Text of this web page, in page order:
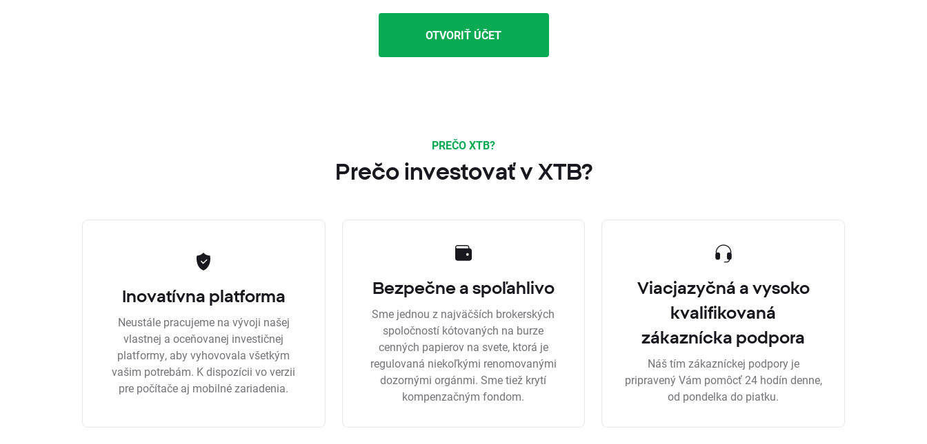
OTVORIŤ ÚČET
PREČO XTB?
Prečo investovať v XTB?
Inovatívna platforma
Neustále pracujeme na vývoji našej
vlastnej a oceňovanej investičnej
platformy, aby vyhovovala všetkým
vašim potrebám. K dispozícii vo verzii
pre počítače aj mobilné zariadenia.
Bezpečne a spoľahlivo
Sme jednou z najväčších brokerských
spoločností kótovaných na burze
cenných papierov na svete, ktorá je
regulovaná niekoľkými renomovanými
dozornými orgánmi. Sme tiež krytí
kompenzačným fondom.
Viacjazyčná a vysoko
kvalifikovaná
zákaznícka podpora
Náš tím zákazníckej podpory je
pripravený Vám pomôcť 24 hodín denne,
od pondelka do piatku.